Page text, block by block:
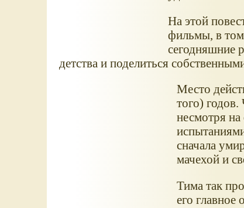
На этой
фильмы, в том
сегодняшние
детства и поделиться
Место
того)
несмотря
сначала
мачехой и
Тима так
его